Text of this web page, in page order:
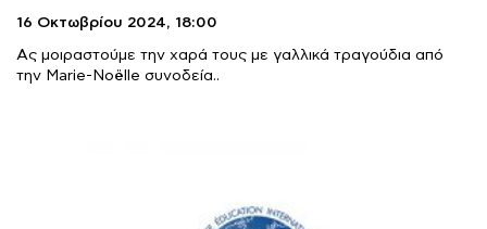
16 Οκτωβρίου 2024, 18:00
Ας μοιραστούμε την χαρά τους με γαλλικά τραγούδια από
την Marie-Noëlle συνοδεία..